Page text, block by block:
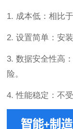
1. 成本低：相比
2. 设置简单：安
3. 数据安全性高
险。
4. 性能稳定：不